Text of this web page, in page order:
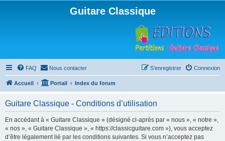
Guitare Classique
FAQ Nous contacter Connexion
S’enregistrer
Accueil Portail Index du forum
Guitare Classique - Conditions d’utilisation
En accédant à « Guitare Classique » (désigné ci-après par « nous », « notre »,
« nos », « Guitare Classique », « https://classicguitare.com »), vous acceptez
d’être légalement lié par les conditions suivantes. Si vous n’acceptez pas